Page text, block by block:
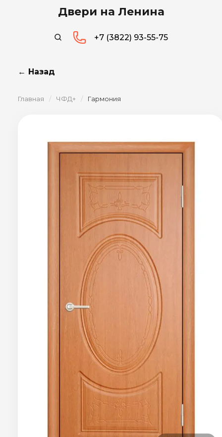
Двери на Ленина
+7 (3822) 93-55-75
← Назад
Главная / ЧФД+ / Гармония